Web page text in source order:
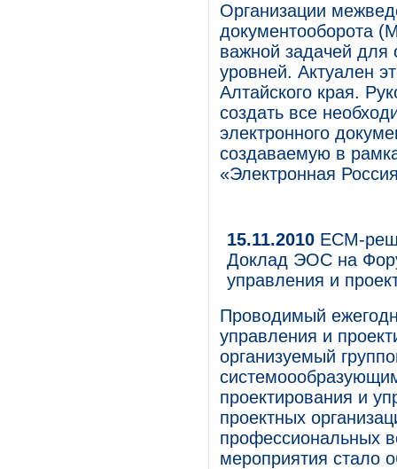
Организации
документооборота
важной задачей для
уровней. Актуален
Алтайского края.
создать все
электронного
создаваемую в
«Электронная
15.11.2010 ЕСМ-
Доклад ЭОС на
управления и
Проводимый
управления и
организуемый
проектирования и
проектных
профессиональных
мероприятия стало